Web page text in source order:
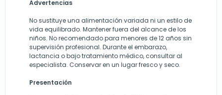
Advertencias
No sustituye una alimentación variada ni un estilo de
vida equilibrado. Mantener fuera del alcance de los
niños. No recomendado para menores de 12 años sin
supervisión profesional. Durante el embarazo,
lactancia o bajo tratamiento médico, consultar al
especialista. Conservar en un lugar fresco y seco.
Presentación